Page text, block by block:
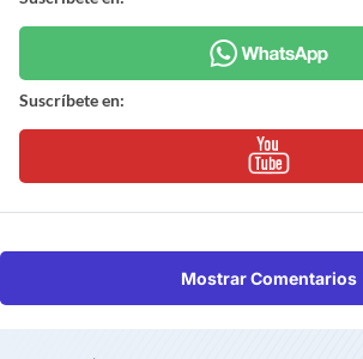
Suscríbete en:
Mostrar Comentarios